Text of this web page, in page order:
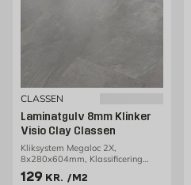
CLASSEN
Laminatgulv 8mm Klinker
Visio Clay Classen
Kliksystem Megaloc 2X,
8x280x604mm, Klassificering
AC4/32, 2,36m2/pakke
Pris 129 kr. /m2
129 KR. /M2